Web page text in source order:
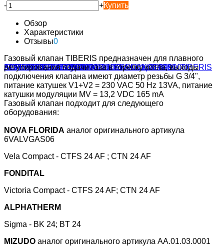
-
+Купить
Обзор
Характеристики
Отзывы0
Газовый клапан TIBERIS предназначен для плавного
регулирования подачи газа в горелку котла, выходы
подключения клапана имеют диаметр резьбы G 3/4",
питание катушек V1+V2 = 230 VAC 50 Hz 13VA, питание
катушки модуляции MV = 13,2 VDC 165 mA
Газовый клапан подходит для следующего
оборудования:
NOVA FLORIDA аналог оригинального артикула
6VALVGAS06
Vela Compact - CTFS 24 AF ; CTN 24 AF
FONDITAL
Victoria Compact - CTFS 24 AF; CTN 24 AF
ALPHATHERM
Sigma - BK 24; BT 24
MIZUDO аналог оригинального артикула AA.01.03.0001